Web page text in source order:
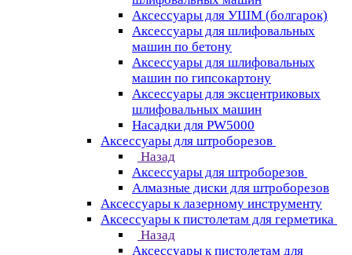
Аксессуары для УШМ (болгарок)
Аксессуары для шлифовальных
машин по бетону
Аксессуары для шлифовальных
машин по гипсокартону
Аксессуары для эксцентриковых
шлифовальных машин
Насадки для PW5000
Аксессуары для штроборезов
Назад
Аксессуары для штроборезов
Алмазные диски для штроборезов
Аксессуары к лазерному инструменту
Аксессуары к пистолетам для герметика
Назад
Аксессуары к пистолетам для